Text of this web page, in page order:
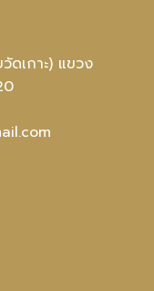
เกาะ) แขวง